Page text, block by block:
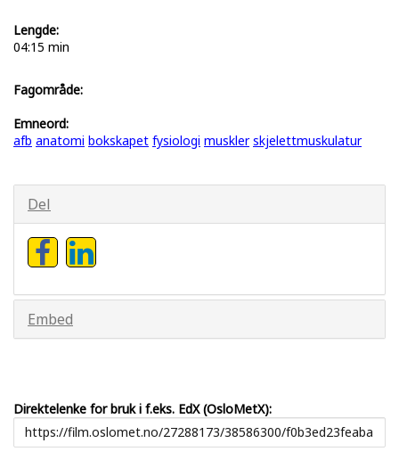
Lengde:
04:15 min
Fagområde:
Emneord:
afb anatomi bokskapet fysiologi muskler skjelettmuskulatur
Del
Embed
Direktelenke for bruk i f.eks. EdX (OsloMetX):